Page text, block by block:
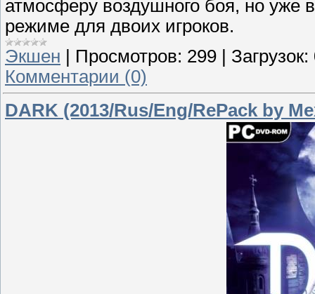
атмосферу воздушного боя, но уже
режиме для двоих игроков.
Экшен
Просмотров: 299 Загрузок:
Комментарии (0)
DARK (2013/Rus/Eng/RePack by